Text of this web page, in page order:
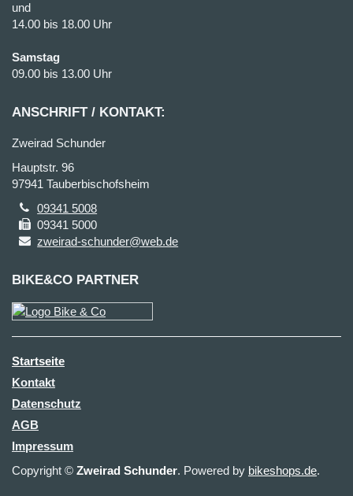
und
14.00 bis 18.00 Uhr
Samstag
09.00 bis 13.00 Uhr
ANSCHRIFT / KONTAKT:
Zweirad Schunder
Hauptstr. 96
97941 Tauberbischofsheim
09341 5008
09341 5000
zweirad-schunder@web.de
BIKE&CO PARTNER
Startseite
Kontakt
Datenschutz
AGB
Impressum
Copyright © Zweirad Schunder. Powered by bikeshops.de.